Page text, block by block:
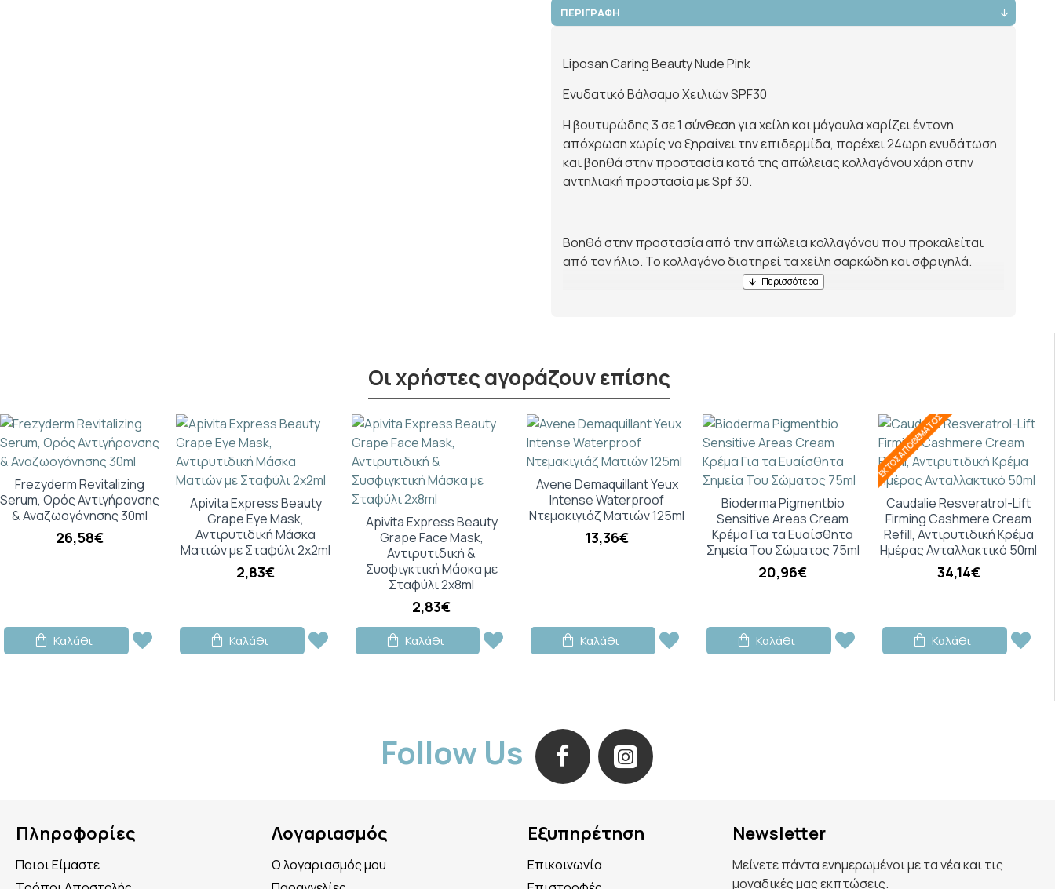
ΠΕΡΙΓΡΑΦΗ
Liposan Caring Beauty Νude Pink
Ενυδατικό Βάλσαμο Χειλιών SPF30
Η βουτυρώδης 3 σε 1 σύνθεση για χείλη και μάγουλα χαρίζει έντονη
απόχρωση χωρίς να ξηραίνει την επιδερμίδα, παρέχει 24ωρη ενυδάτωση
και βοηθά στην προστασία κατά της απώλειας κολλαγόνου χάρη στην
αντηλιακή προστασία με Spf 30.
Βοηθά στην προστασία από την απώλεια κολλαγόνου που προκαλείται
από τον ήλιο. Το κολλαγόνο διατηρεί τα χείλη σαρκώδη και σφριγηλά.
Οι χρήστες αγοράζουν επίσης
Frezyderm Revitalizing
Serum, Ορός Αντιγήρανσης
& Αναζωογόνησης 30ml
26,58€
Καλάθι
Apivita Express Beauty
Grape Eye Mask,
Αντιρυτιδική Μάσκα
Ματιών με Σταφύλι 2x2ml
2,83€
Καλάθι
Apivita Express Beauty
Grape Face Mask,
Αντιρυτιδική &
Συσφιγκτική Μάσκα με
Σταφύλι 2x8ml
2,83€
Καλάθι
Avene Demaquillant Yeux
Intense Waterproof
Ντεμακιγιάζ Ματιών 125ml
13,36€
Καλάθι
Bioderma Pigmentbio
Sensitive Areas Cream
Κρέμα Για τα Ευαίσθητα
Σημεία Του Σώματος 75ml
20,96€
Καλάθι
ΕΚΤΌΣ ΑΠΟΘΈΜΑΤΟΣ
Caudalie Resveratrol-Lift
Firming Cashmere Cream
Refill, Αντιρυτιδική Κρέμα
Ημέρας Ανταλλακτικό 50ml
34,14€
Καλάθι
Follow Us
Πληροφορίες
Ποιοι Είμαστε
Λογαριασμός
Ο λογαριασμός μου
Εξυπηρέτηση
Επικοινωνία
Newsletter
Μείνετε πάντα ενημερωμένοι με τα νέα και τις
μοναδικές μας εκπτώσεις.